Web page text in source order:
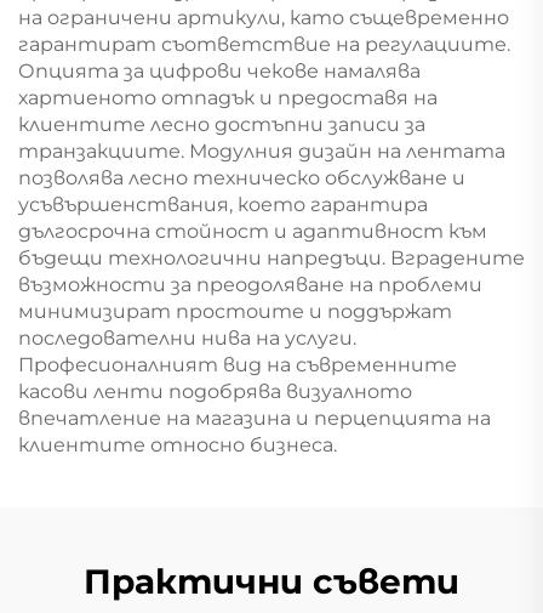
на ограничени артикули, като същевременно
гарантират съответствие на регулациите.
Опцията за цифрови чекове намалява
хартиеното отпадък и предоставя на
клиентите лесно достъпни записи за
транзакциите. Модулния дизайн на лентата
позволява лесно техническо обслужване и
усъвършенствания, което гарантира
дългосрочна стойност и адаптивност към
бъдещи технологични напредъци. Вградените
възможности за преодоляване на проблеми
минимизират простоите и поддържат
последователни нива на услуги.
Професионалният вид на съвременните
касови ленти подобрява визуалното
впечатление на магазина и перцепцията на
клиентите относно бизнеса.
Практични съвети